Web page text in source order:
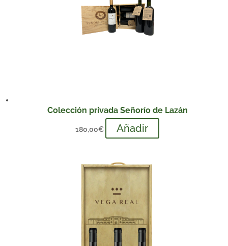
Colección privada Señorío de Lazán
180,00€ Añadir